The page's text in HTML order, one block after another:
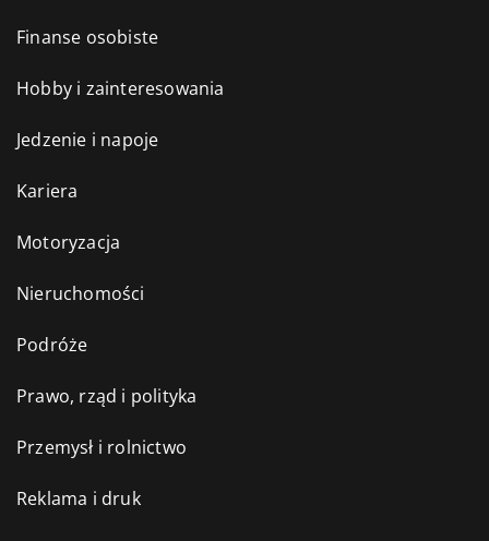
Finanse osobiste
Hobby i zainteresowania
Jedzenie i napoje
Kariera
Motoryzacja
Nieruchomości
Podróże
Prawo, rząd i polityka
Przemysł i rolnictwo
Reklama i druk